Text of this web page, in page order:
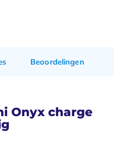
Beoordelingen
Onyx charge